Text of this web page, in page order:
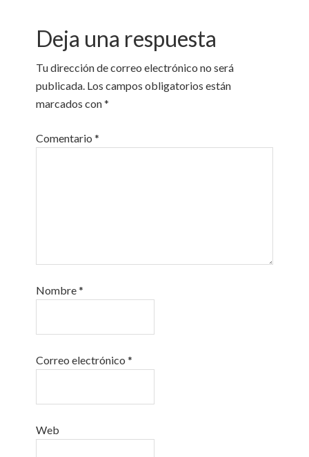
Deja una respuesta
Tu dirección de correo electrónico no será
publicada. Los campos obligatorios están
marcados con*
Comentario*
Nombre*
Correo electrónico*
Web